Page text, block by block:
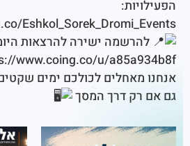
ישירה להרצאות היומיות של "אפ
https://www.coing.co/u/
לכולכם ימים שקטים
דרך המסך